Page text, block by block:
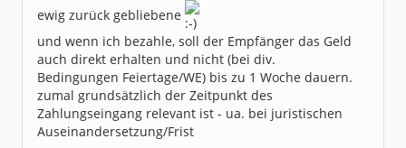
ewig zurück gebliebene
und wenn ich bezahle, soll der Empfänger das Geld
auch direkt erhalten und nicht (bei div.
Bedingungen Feiertage/WE) bis zu 1 Woche dauern.
zumal grundsätzlich der Zeitpunkt des
Zahlungseingang relevant ist - ua. bei juristischen
Auseinandersetzung/Frist